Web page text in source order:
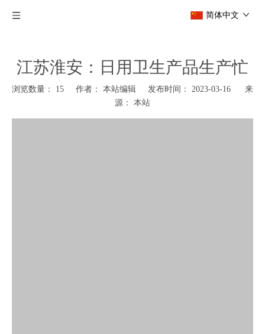
简体中文
江苏淮安：日用卫生产品生产忙
浏览数量： 15 作者： 本站编辑 发布时间： 2023-03-16 来
源： 本站